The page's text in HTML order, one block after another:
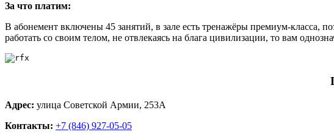
За что платим:
В абонемент включены 45 занятий, в зале есть тренажёры премиум-класса,
работать со своим телом, не отвлекаясь на блага цивилизации, то вам
Адрес: улица Советской Армии, 253А
Контакты: +7 (846) 927-05-05